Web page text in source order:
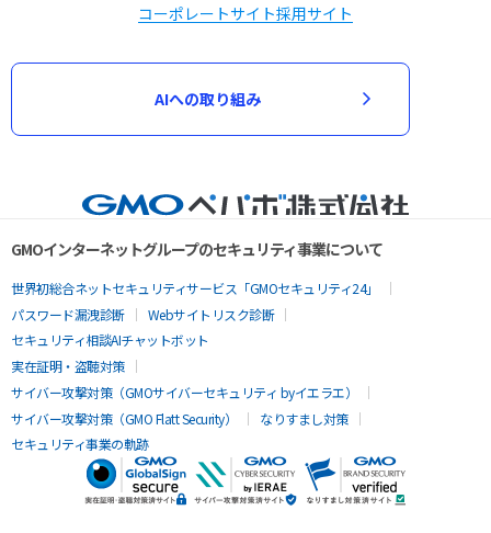
コーポレートサイト採用サイト
AIへの取り組み
GMOインターネットグループのセキュリティ事業について
世界初総合ネットセキュリティサービス「GMOセキュリティ24」
パスワード漏洩診断
Webサイトリスク診断
セキュリティ相談AIチャットボット
実在証明・盗聴対策
サイバー攻撃対策（GMOサイバーセキュリティ byイエラエ）
サイバー攻撃対策（GMO Flatt Security）
なりすまし対策
セキュリティ事業の軌跡